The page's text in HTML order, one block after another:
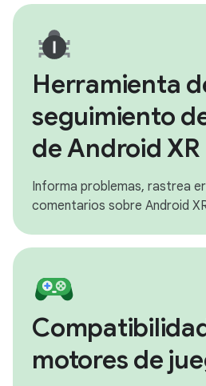
Herramienta
seguimiento
de Android XR
Informa problemas, rastrea
comentarios sobre Android
motores de